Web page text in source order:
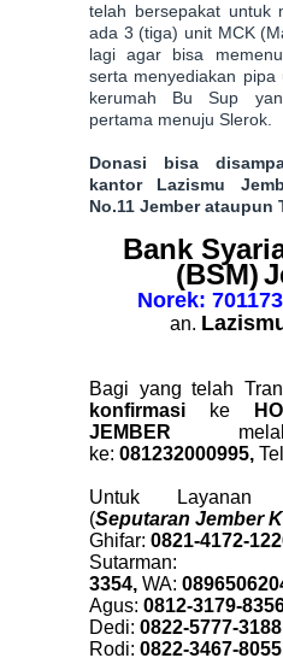
telah bersepakat untuk
ada 3 (tiga) unit MCK
lagi agar bisa
serta menyediakan
kerumah Bu Sup
pertama menuju Slerok.
Donasi bisa
kantor Lazismu
No.11 Jember ataupun
Bank
(BSM)
Norek:
an.
Bagi yang telah
konfirmasi ke
JEMBER
ke: 081232000995,
Untuk Layanan
(Seputaran Jember
Ghifar: 0821-4172-
3354, WA:
Agus: 0812-3179-
Dedi: 0822-5777-3188
Rodi: 0822-3467-8055